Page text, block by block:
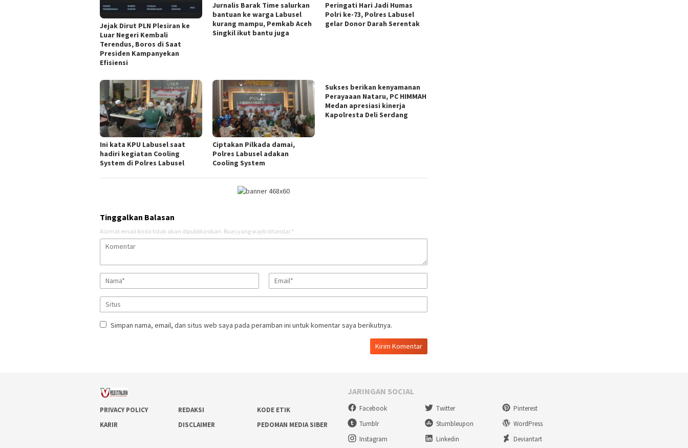
Jejak Dirut PLN Plesiran ke
Luar Negeri Kembali
Terendus, Boros di Saat
Presiden Kampanyekan
Efisiensi
Jurnalis Barak Time salurkan
bantuan ke warga Labusel
kurang mampu, Pemkab Aceh
Singkil ikut bantu juga
Peringati Hari Jadi Humas
Polri ke-73, Polres Labusel
gelar Donor Darah Serentak
Ini kata KPU Labusel saat
hadiri kegiatan Cooling
System di Polres Labusel
Ciptakan Pilkada damai,
Polres Labusel adakan
Cooling System
Sukses berikan kenyamanan
Perayaaan Nataru, PC HIMMAH
Medan apresiasi kinerja
Kapolresta Deli Serdang
Tinggalkan Balasan
Alamat email Anda tidak akan dipublikasikan. Ruas yang wajib ditandai *
Simpan nama, email, dan situs web saya pada peramban ini untuk komentar saya berikutnya.
PRIVACY POLICY REDAKSI
KODE ETIK
KARIR
DISCLAIMER PEDOMAN MEDIA SIBER
JARINGAN SOCIAL
Facebook Twitter
Pinterest
Tumblr
Stumbleupon
WordPress
Instagram
Linkedin Deviantart